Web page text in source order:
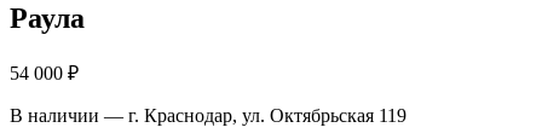
Раула
54 000 ₽
В наличии — г. Краснодар, ул. Октябрьская 119